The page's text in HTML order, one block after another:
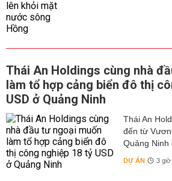
Thái An Holdings cùng nhà
làm tổ hợp cảng biển đô thị
USD ở Quảng Ninh
Thái An
đến từ
Quảng Ninh
DỰ ÁN 3